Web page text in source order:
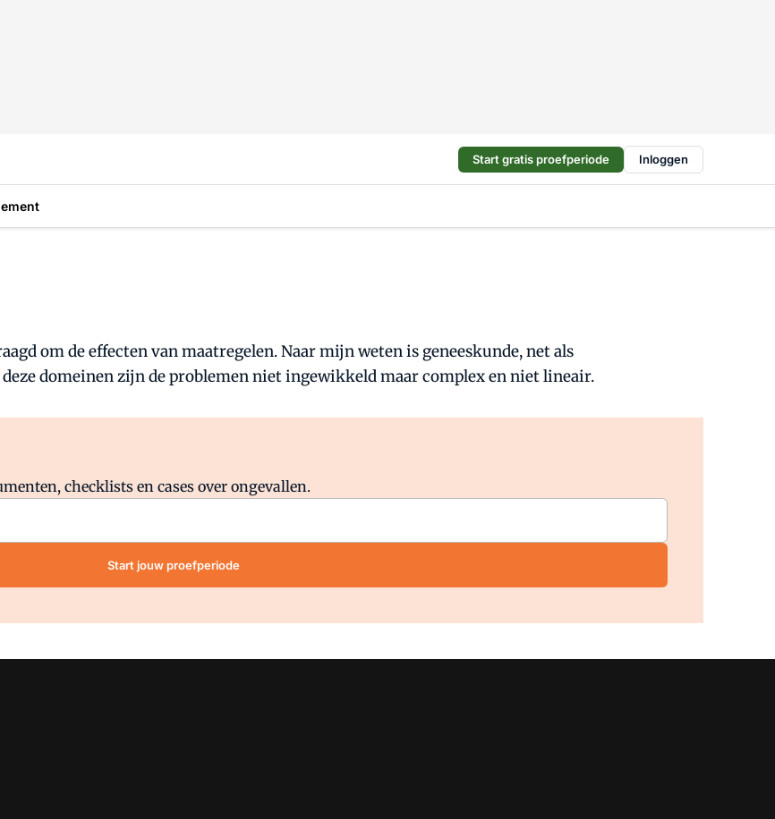
Start gratis proefperiode Inloggen
om de effecten van maatregelen. Naar mijn weten is geneeskunde, net als
domeinen zijn de problemen niet ingewikkeld maar complex en niet lineair.
checklists en cases over ongevallen.
Start jouw proefperiode